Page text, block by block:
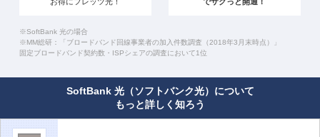
※SoftBank 光の場合
※MM総研：「ブロードバンド回線事業者の加入件数調査（2018年3月末時点）」
固定ブロードバンド契約数・ISPシェアの調査において1位
SoftBank 光（ソフトバンク光）について
もっと詳しく知ろう